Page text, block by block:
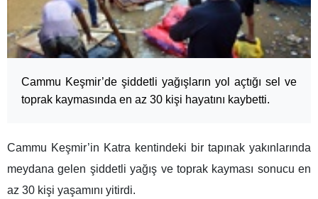
Cammu Keşmir’de şiddetli yağışların yol açtığı sel ve
toprak kaymasında en az 30 kişi hayatını kaybetti.
Cammu Keşmir’in Katra kentindeki bir tapınak yakınlarında
meydana gelen şiddetli yağış ve toprak kayması sonucu en
az 30 kişi yaşamını yitirdi.